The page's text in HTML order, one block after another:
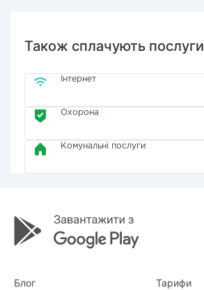
Також сплачують послуги
Інтернет
Охорона
Комунальні послуги
Блог Тарифи